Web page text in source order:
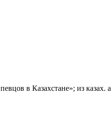
в Казахстане»; из